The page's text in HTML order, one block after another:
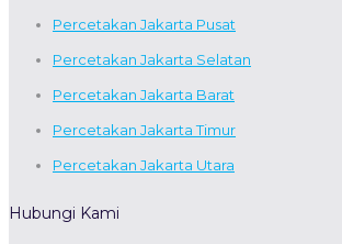
Percetakan Jakarta Pusat
Percetakan Jakarta Selatan
Percetakan Jakarta Barat
Percetakan Jakarta Timur
Percetakan Jakarta Utara
Hubungi Kami